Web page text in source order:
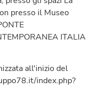
presso il Museo
ITALIA
all'inizio del
index.php?